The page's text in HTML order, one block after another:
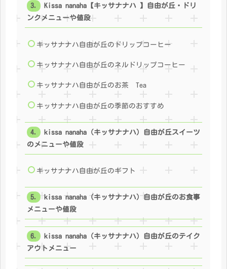
Kissa nanaha【キッサナナハ 】自由が丘・ドリ
ンクメニューや値段
キッサナナハ自由が丘のドリップコーヒー
キッサナナハ自由が丘のネルドリップコーヒー
キッサナナハ自由が丘のお茶 Tea
キッサナナハ自由が丘の季節のおすすめ
kissa nanaha（キッサナナハ）自由が丘スイーツ
のメニューや値段
キッサナナハ自由が丘のギフト
kissa nanaha（キッサナナハ）自由が丘のお食事
メニューや値段
kissa nanaha（キッサナナハ）自由が丘のテイク
アウトメニュー